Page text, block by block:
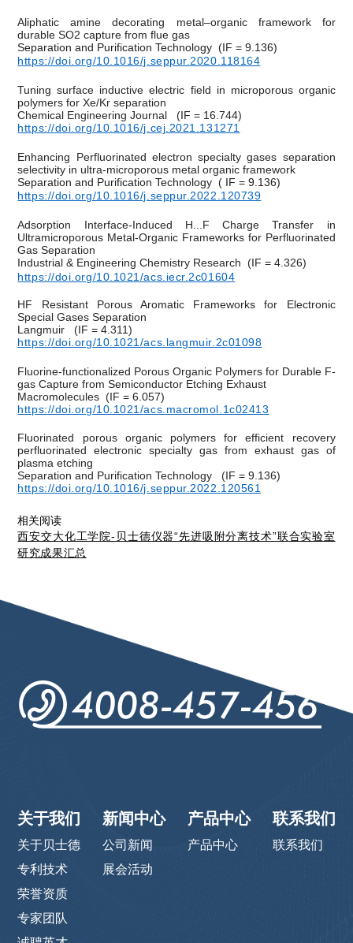
Aliphatic amine decorating metal–organic framework for
durable SO2 capture from flue gas
Separation and Purification Technology (IF = 9.136)
https://doi.org/10.1016/j.seppur.2020.118164
Tuning surface inductive electric field in microporous organic
polymers for Xe/Kr separation
Chemical Engineering Journal (IF = 16.744)
https://doi.org/10.1016/j.cej.2021.131271
Enhancing Perfluorinated electron specialty gases separation
selectivity in ultra-microporous metal organic framework
Separation and Purification Technology ( IF = 9.136)
https://doi.org/10.1016/j.seppur.2022.120739
Adsorption Interface-Induced H...F Charge Transfer in
Ultramicroporous Metal-Organic Frameworks for Perfluorinated
Gas Separation
Industrial & Engineering Chemistry Research (IF = 4.326)
https://doi.org/10.1021/acs.iecr.2c01604
HF Resistant Porous Aromatic Frameworks for Electronic
Special Gases Separation
Langmuir (IF = 4.311)
https://doi.org/10.1021/acs.langmuir.2c01098
Fluorine-functionalized Porous Organic Polymers for Durable F-
gas Capture from Semiconductor Etching Exhaust
Macromolecules (IF = 6.057)
https://doi.org/10.1021/acs.macromol.1c02413
Fluorinated porous organic polymers for efficient recovery
perfluorinated electronic specialty gas from exhaust gas of
plasma etching
Separation and Purification Technology (IF = 9.136)
https://doi.org/10.1016/j.seppur.2022.120561
相关阅读
西安交大化工学院-贝士德仪器“先进吸附分离技术”联合实验室
研究成果汇总
关于我们
关于贝士德
专利技术
荣誉资质
专家团队
新闻中心
公司新闻
展会活动
产品中心
产品中心
联系我们
联系我们